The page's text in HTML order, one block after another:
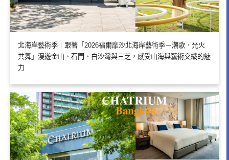
北海岸藝術季｜跟著「2026福爾摩沙北海岸藝術季－潮歌．光火
共舞」漫遊金山、石門、白沙灣與三芝，感受山海與藝術交織的魅
力